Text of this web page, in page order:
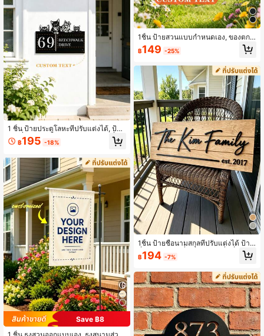
1 ชิ้น ป้ายประตูโลหะที่ปรับแต่งได้, ป้าย
เลขที่บ้านแมวดำส่วนตัว - ตกแต่งที่อยู่
แบบกำหนดเอง - ป้ายต้อนรับประตูโลห
บคนรักแมว - ตกแต่งแมว, ป้ายชื่อธีมแ
ฟนตาซีด้านที่ใช้ซ้ำได้, ตกแต่งด้วยกลิ
ตเตอร์, ประดับประตูโลหะอิสระ, สี่เหลี่ย
มผืนผ้า, ไม่ต้องใช้ไฟฟ้า, ตกแต่งผนังภ
ายนอก
฿195 -18%
Save ฿8
1ชิ้น ป้ายสวนแบบกำหนดเอง, ของตกแ
ต่งผนังโลหะส่วนบุคคลสำหรับกลางแจ้
ง, ดีไซน์ผีเสื้อและดอกกุหลาบ, ของขวัญ
฿149 -25%
1ชิ้น ป้ายชื่อนามสกุลที่ปรับแต่งได้ ป้าย
ชื่อนามสกุลไม้ที่ปรับแต่งได้ ชื่อที่ปรับแ
ต่งได้ ตกแต่งที่อยู่ ตกแต่งบ้านแบบชน
ครบรอบ ของขวัญขึ้นบ้านใหม่ (มี 2 สีไ
ม้ให้เลือก)
฿194 -7%